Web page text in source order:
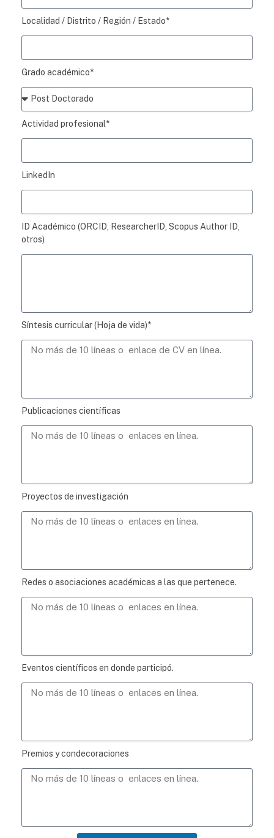
Localidad / Distrito / Región / Estado*
Grado académico*
Actividad profesional*
LinkedIn
ID Académico (ORCID, ResearcherID, Scopus Author ID,
otros)
Síntesis curricular (Hoja de vida)*
Publicaciones científicas
Proyectos de investigación
Redes o asociaciones académicas a las que pertenece.
Eventos científicos en donde participó.
Premios y condecoraciones